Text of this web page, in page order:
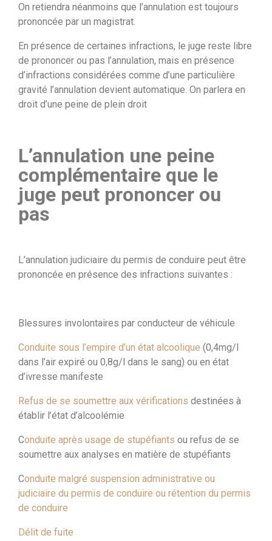
On retiendra néanmoins que l’annulation est toujours
prononcée par un magistrat.
En présence de certaines infractions, le juge reste libre
de prononcer ou pas l’annulation, mais en présence
d’infractions considérées comme d’une particulière
gravité l’annulation devient automatique. On parlera en
droit d’une peine de plein droit
L’annulation une peine
complémentaire que le
juge peut prononcer ou
pas
L’annulation judiciaire du permis de conduire peut être
prononcée en présence des infractions suivantes :
Blessures involontaires par conducteur de véhicule
Conduite sous l’empire d’un état alcoolique (0,4mg/l
dans l’air expiré ou 0,8g/l dans le sang) ou en état
d’ivresse manifeste
Refus de se soumettre aux vérifications destinées à
établir l’état d’alcoolémie
Conduite après usage de stupéfiants ou refus de se
soumettre aux analyses en matière de stupéfiants
Conduite malgré suspension administrative ou
judiciaire du permis de conduire ou rétention du permis
de conduire
Délit de fuite